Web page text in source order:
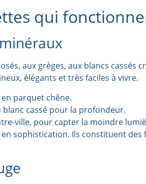
qui
aux grèges, aux blancs cassés
élégants et très faciles à vivre.
parquet chêne.
blanc cassé pour la profondeur.
ville, pour capter la moindre
sophistication. Ils constituent